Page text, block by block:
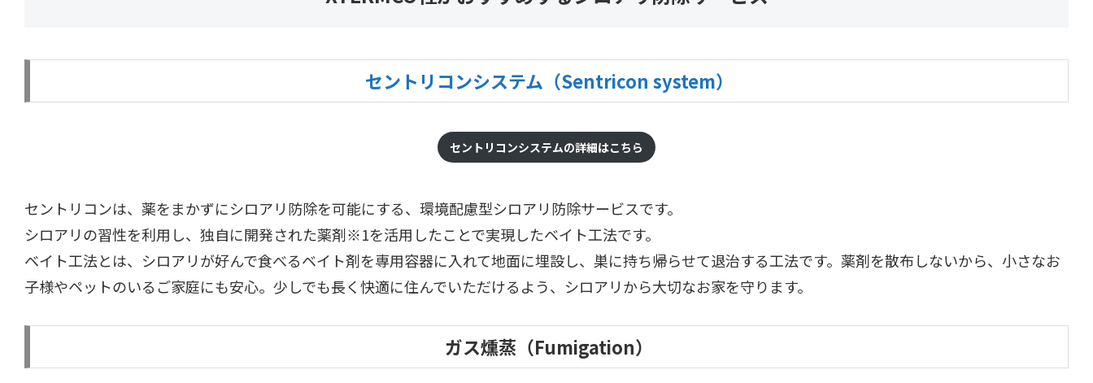
セントリコンシステム （Sentricon system）
セントリコンシステムの詳細はこちら
セントリコンは、薬をまかずにシロアリ防除を可能にする、環境配慮型シロアリ防除サービスです。
シロアリの習性を利用し、独自に開発された薬剤※1を活用したことで実現したベイト工法です。
ベイト工法とは、シロアリが好んで食べるベイト剤を専用容器に入れて地面に埋設し、巣に持ち帰らせて退治する工法です。薬剤を散布しないから、小さなお
子様やペットのいるご家庭にも安心。少しでも長く快適に住んでいただけるよう、シロアリから大切なお家を守ります。
ガス燻蒸（Fumigation）